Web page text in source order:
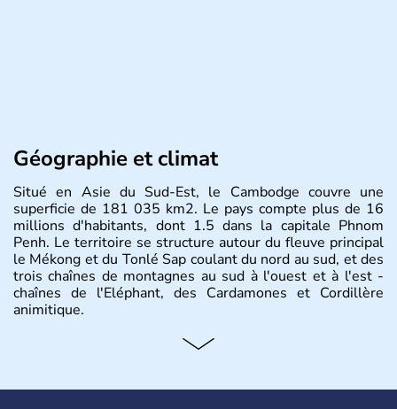
Géographie et climat
Situé en Asie du Sud-Est, le Cambodge couvre une
superficie de 181 035 km2. Le pays compte plus de 16
millions d'habitants, dont 1.5 dans la capitale Phnom
Penh. Le territoire se structure autour du fleuve principal
le Mékong et du Tonlé Sap coulant du nord au sud, et des
trois chaînes de montagnes au sud à l'ouest et à l'est -
chaînes de l'Eléphant, des Cardamones et Cordillère
animitique.